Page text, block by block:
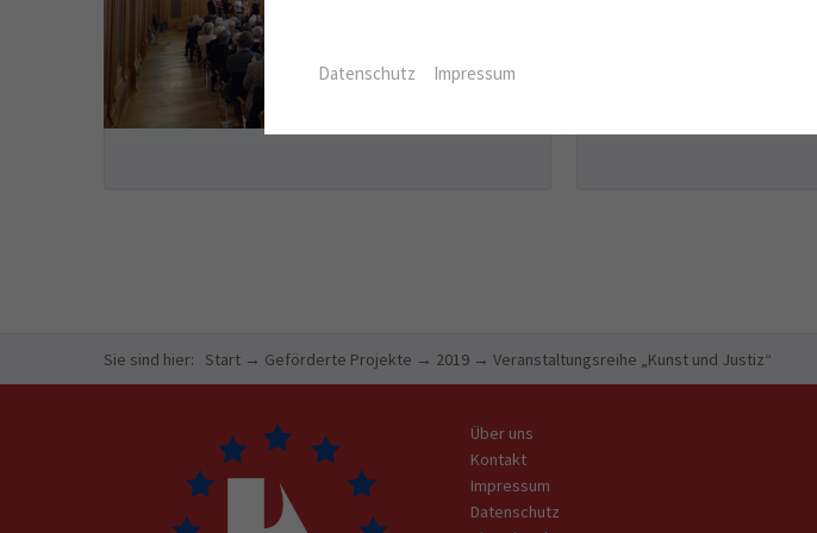
Sie sind hier: Start → Geförderte Projekte → 2019 → Veranstaltungsreihe „Kunst und Justiz“
Über uns
Kontakt
Impressum
Datenschutz
Datenschutz Impressum